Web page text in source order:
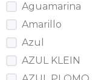
Aguamarina
Amarillo
Azul
AZUL KLEIN